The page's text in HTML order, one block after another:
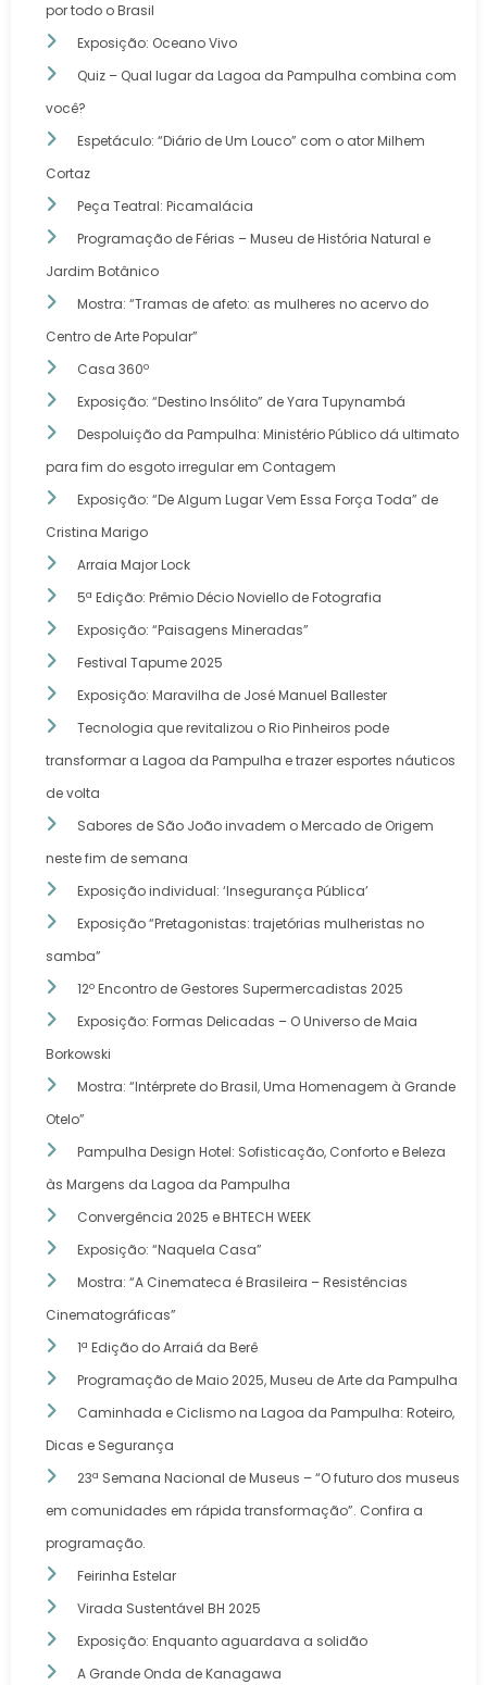
por todo o Brasil
Exposição: Oceano Vivo
Quiz – Qual lugar da Lagoa da Pampulha combina com
você?
Espetáculo: “Diário de Um Louco” com o ator Milhem
Cortaz
Peça Teatral: Picamalácia
Programação de Férias – Museu de História Natural e
Jardim Botânico
Mostra: “Tramas de afeto: as mulheres no acervo do
Centro de Arte Popular”
Casa 360º
Exposição: “Destino Insólito” de Yara Tupynambá
Despoluição da Pampulha: Ministério Público dá ultimato
para fim do esgoto irregular em Contagem
Exposição: “De Algum Lugar Vem Essa Força Toda” de
Cristina Marigo
Arraia Major Lock
5ª Edição: Prêmio Décio Noviello de Fotografia
Exposição: “Paisagens Mineradas”
Festival Tapume 2025
Exposição: Maravilha de José Manuel Ballester
Tecnologia que revitalizou o Rio Pinheiros pode
transformar a Lagoa da Pampulha e trazer esportes náuticos
de volta
Sabores de São João invadem o Mercado de Origem
neste fim de semana
Exposição individual: ‘Insegurança Pública’
Exposição “Pretagonistas: trajetórias mulheristas no
samba”
12º Encontro de Gestores Supermercadistas 2025
Exposição: Formas Delicadas – O Universo de Maia
Borkowski
Mostra: “Intérprete do Brasil, Uma Homenagem à Grande
Otelo”
Pampulha Design Hotel: Sofisticação, Conforto e Beleza
às Margens da Lagoa da Pampulha
Convergência 2025 e BHTECH WEEK
Exposição: “Naquela Casa”
Mostra: “A Cinemateca é Brasileira – Resistências
Cinematográficas”
1ª Edição do Arraiá da Berê
Programação de Maio 2025, Museu de Arte da Pampulha
Caminhada e Ciclismo na Lagoa da Pampulha: Roteiro,
Dicas e Segurança
23ª Semana Nacional de Museus – “O futuro dos museus
em comunidades em rápida transformação”. Confira a
programação.
Feirinha Estelar
Virada Sustentável BH 2025
Exposição: Enquanto aguardava a solidão
A Grande Onda de Kanagawa